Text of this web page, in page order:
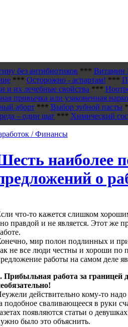
без антибиотиков *** Витамин
*** Осторожно - аспартам! ***
их лечебные свойства ***
привычка или узаконенная
аборт*** Выбор зубной пасты
– один шаг*** Химический
/ Финансы
наиболее
о
что-то кажется слишком
правдой и не является. Этот же
мир полон подлинных и
не все люди честны и хороши по
работы на самом деле
Прибыльная работа за
действительно кому-то надо
подобное сваливающееся в руки
появляются статьи о
было это объяснить.